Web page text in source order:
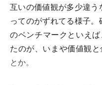
互いの価値観が多少違う
ってのがずれてる様子
のベンチマークといえ
たのが、いまや価値観
とか。